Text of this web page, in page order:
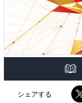
シェアする